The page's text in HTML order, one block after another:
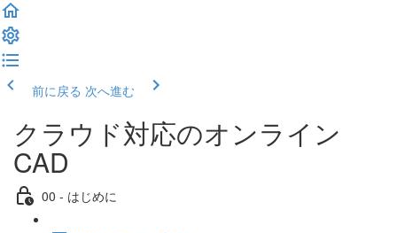
前に戻る 次へ進む
クラウド対応のオンライン
CAD
00 - はじめに